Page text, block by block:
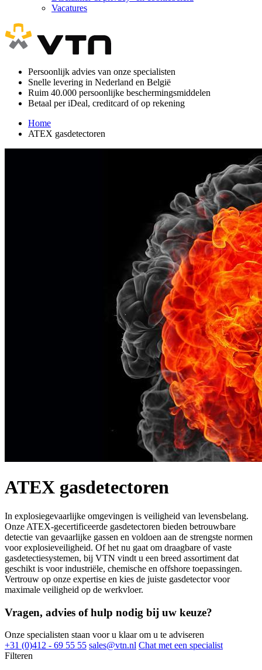
Vacatures
Persoonlijk advies van onze specialisten
Snelle levering in Nederland en België
Ruim 40.000 persoonlijke beschermingsmiddelen
Betaal per iDeal, creditcard of op rekening
Home
ATEX gasdetectoren
ATEX gasdetectoren
In explosiegevaarlijke omgevingen is veiligheid van levensbelang.
Onze ATEX-gecertificeerde gasdetectoren bieden betrouwbare
detectie van gevaarlijke gassen en voldoen aan de strengste normen
voor explosieveiligheid. Of het nu gaat om draagbare of vaste
gasdetectiesystemen, bij VTN vindt u een breed assortiment dat
geschikt is voor industriële, chemische en offshore toepassingen.
Vertrouw op onze expertise en kies de juiste gasdetector voor
maximale veiligheid op de werkvloer.
Vragen, advies of hulp nodig bij uw keuze?
Onze specialisten staan voor u klaar om u te adviseren
+31 (0)412 - 69 55 55 sales@vtn.nl Chat met een specialist
Filteren